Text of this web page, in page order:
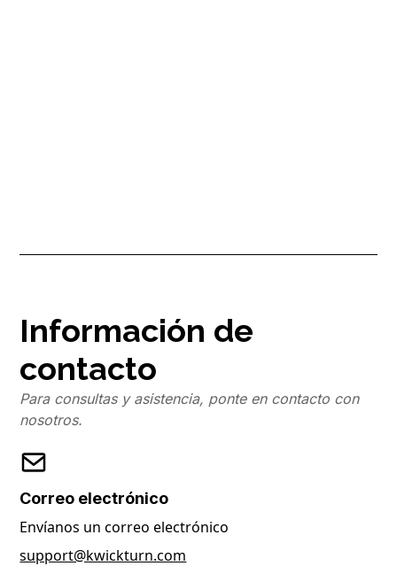
Información de
contacto
Para consultas y asistencia, ponte en contacto con
nosotros.
Correo electrónico
Envíanos un correo electrónico
support@kwickturn.com